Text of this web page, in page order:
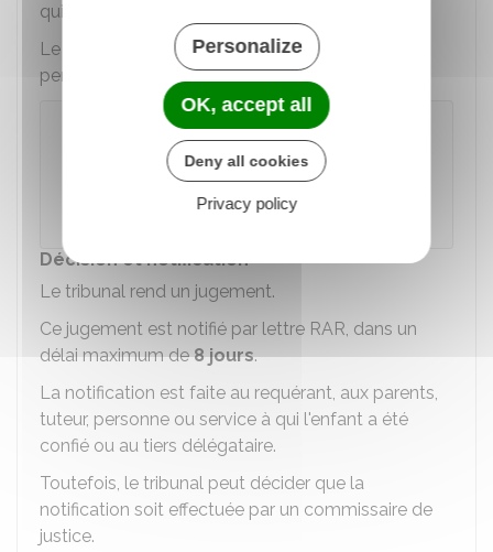
qui l'enfant a été confié.
Le tribunal peut également entendre toute
personne dont l'audition lui paraît utile.
L'enfant aussi être auditionné par le tribunal à
sa demande. Pour cette audition, Il peut être
assisté d'un avocat.
Décision et notification
Le tribunal rend un jugement.
Ce jugement est notifié par lettre RAR, dans un
délai maximum de8 jours.
La notification est faite au requérant, aux parents,
tuteur, personne ou service à qui l'enfant a été
confié ou au tiers délégataire.
Toutefois, le tribunal peut décider que la
notification soit effectuée par un commissaire de
justice.
Personalize
OK, accept all
Deny all cookies
Privacy policy